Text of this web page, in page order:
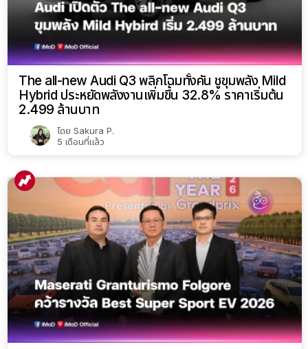
The all-new Audi Q3 พลิกโฉมทั้งคัน ชูขุมพลัง Mild
Hybrid ประหยัดพลังงานเพิ่มขึ้น 32.8% ราคาเริ่มต้น
2.499 ล้านบาท
โดย Sakura P.
5 เดือนที่แล้ว